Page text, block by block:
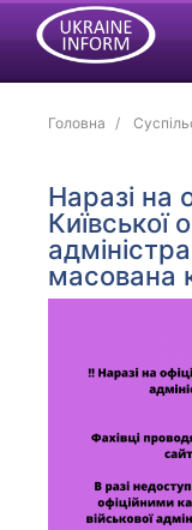
Головна
Наразі на
Київської
масована